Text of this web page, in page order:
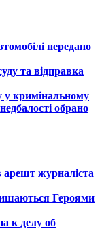
передано
та відправка
у кримінальному
обрано
арешт журналіста
Героями
к делу об